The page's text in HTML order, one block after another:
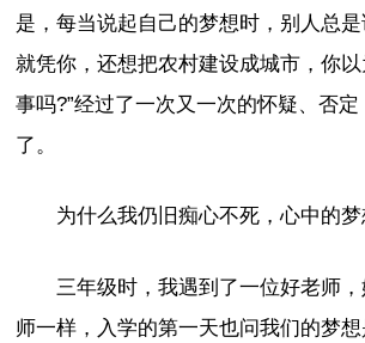
是，每当说起自己的梦想时，别人总是
就凭你，还想把农村建设成城市，你
事吗?”经过了一次又一次的怀疑、否
了。
为什么我仍旧痴心不死，心中的
三年级时，我遇到了一位好老师
师一样，入学的第一天也问我们的梦